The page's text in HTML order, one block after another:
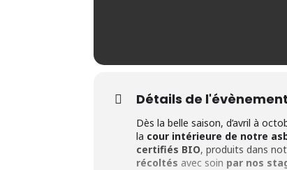
Détails de l'évènement
Dès la belle saison, d’avril à
la cour intérieure de notre
certifiés BIO, produits dans
récoltés avec soin par nos